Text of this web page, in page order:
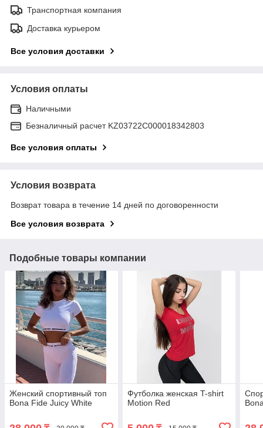
Транспортная компания
Доставка курьером
Все условия доставки
Условия оплаты
Наличными
Безналичный расчет KZ03722C000018342803
Все условия оплаты
Условия возврата
Возврат товара в течение 14 дней по договоренности
Все условия возврата
Подобные товары компании
Женский спортивный топ
Bona Fide Juicy White
Футболка женская T-shirt
Motion Red